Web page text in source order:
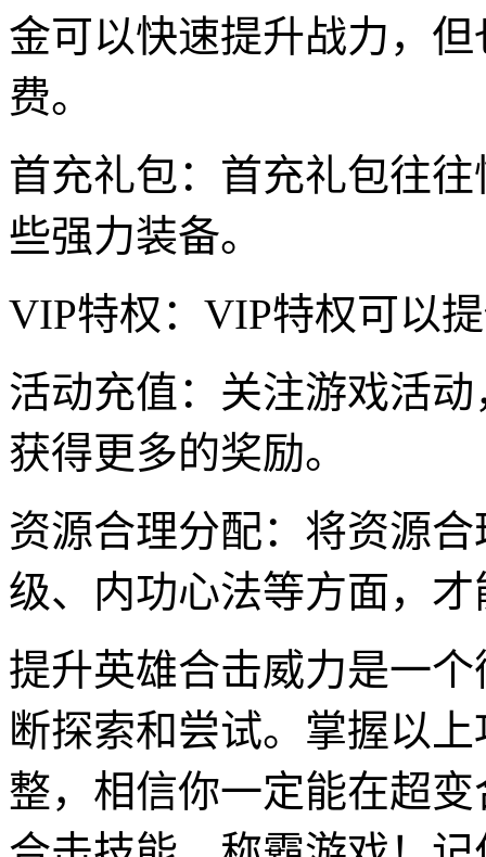
金可以快速提升战力，
费。
首充礼包：首充礼包往
些强力装备。
VIP特权：VIP特权可以
活动充值：关注游戏活
获得更多的奖励。
资源合理分配：将资源
级、内功心法等方面，
提升英雄合击威力是一
断探索和尝试。掌握以
整，相信你一定能在超